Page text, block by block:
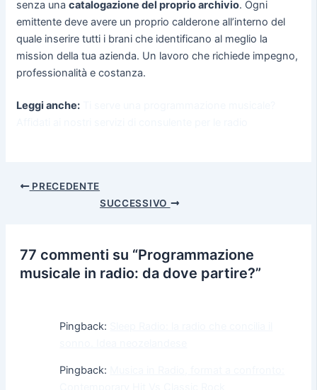
senza una catalogazione del proprio archivio. Ogni
emittente deve avere un proprio calderone all’interno del
quale inserire tutti i brani che identificano al meglio la
mission della tua azienda. Un lavoro che richiede impegno,
professionalità e costanza.
Leggi anche:
PRECEDENTE
SUCCESSIVO
77 commenti su “Programmazione
musicale in radio: da dove partire?”
Pingback:
Pingback: